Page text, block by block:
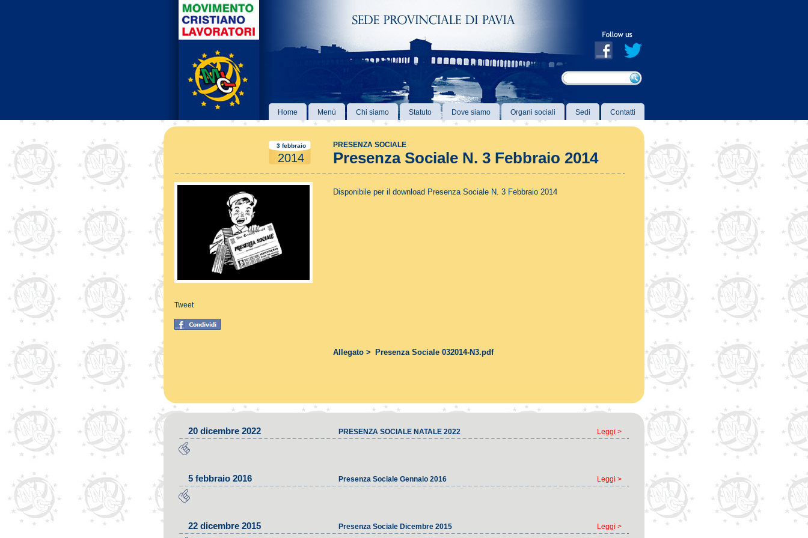
Home Menù Chi siamo Statuto Dove siamo Organi sociali Sedi Contatti
3 febbraio
2014
PRESENZA SOCIALE
Presenza Sociale N. 3 Febbraio 2014
Tweet
Disponibile per il download Presenza Sociale N. 3 Febbraio 2014
Allegato > Presenza Sociale 032014-N3.pdf
20 dicembre 2022 PRESENZA SOCIALE NATALE 2022 Leggi >
5 febbraio 2016 Presenza Sociale Gennaio 2016 Leggi >
22 dicembre 2015 Presenza Sociale Dicembre 2015 Leggi >